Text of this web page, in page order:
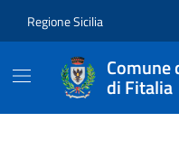
Regione Sicilia
Comune
di Fitalia